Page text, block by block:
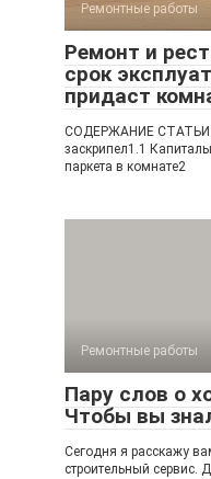
Ремонтные работы
Ремонт и
срок
придаст
СОДЕРЖАНИЕ
заскрипел1.1
паркета в комнате2
Ремонтные работы
Пару слов о
Чтобы вы
Сегодня я расскажу
строительный сервис.